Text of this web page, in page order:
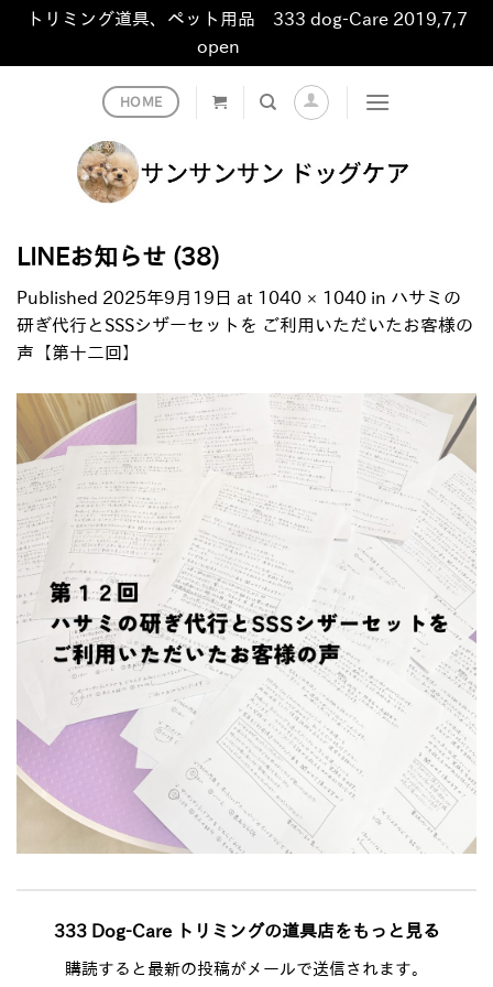
トリミング道具、ペット用品 333 dog-Care 2019,7,7
open
HOME
LINEお知らせ (38)
Published 2025年9月19日 at 1040 × 1040 in ハサミの
研ぎ代行とSSSシザーセットを ご利用いただいたお客様の
声【第十二回】
333 Dog-Care トリミングの道具店をもっと見る
購読すると最新の投稿がメールで送信されます。